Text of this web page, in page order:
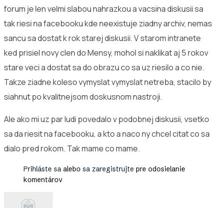
forum je len velmi slabou nahrazkou a vacsina diskusii sa
tak riesi na facebooku kde neexistuje ziadny archiv, nemas
sancu sa dostat k rok starej diskusii. V starom intranete
ked prisiel novy clen do Mensy, mohol si naklikat aj 5 rokov
stare veci a dostat sa do obrazu co sa uz riesilo a co nie.
Takze ziadne koleso vymyslat vymyslat netreba, stacilo by
siahnut po kvalitnejsom doskusnom nastroji.
Ale ako mi uz par ludi povedalo v podobnej diskusii, vsetko
sa da riesit na facebooku, a kto a naco ny chcel citat co sa
dialo pred rokom. Tak mame co mame.
Prihláste sa alebo sa zaregistrujte pre odosielanie
komentárov